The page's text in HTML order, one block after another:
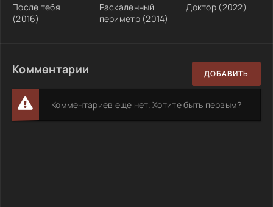
После тебя
(2016)
Раскаленный
периметр (2014)
Доктор (2022)
Комментарии ДОБАВИТЬ
Комментариев еще нет. Хотите быть первым?